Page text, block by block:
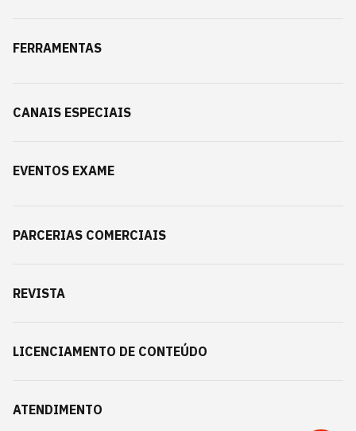
FERRAMENTAS
CANAIS ESPECIAIS
EVENTOS EXAME
PARCERIAS COMERCIAIS
REVISTA
LICENCIAMENTO DE CONTEÚDO
ATENDIMENTO